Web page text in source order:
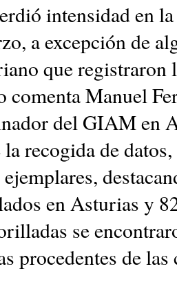
intensidad en
a excepción de
que registraron
comenta Manuel
del GIAM en
recogida de
en Asturias y
se
procedentes de